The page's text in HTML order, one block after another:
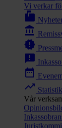
Vi verkar
markunread_mailbox
account_balance
new_releases
announcement
date_range
trending_up Statistik
Vår